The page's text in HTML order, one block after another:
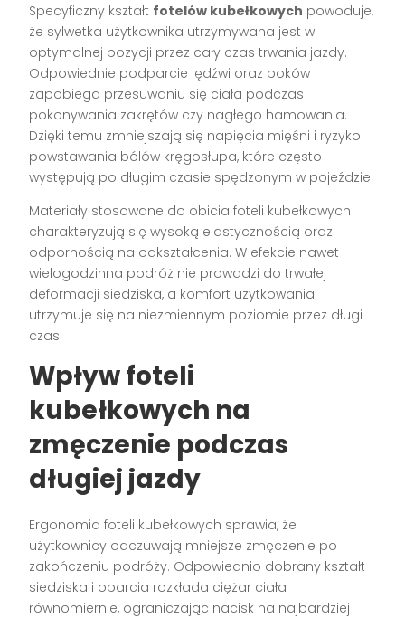
Specyficzny kształt fotelów kubełkowych powoduje,
że sylwetka użytkownika utrzymywana jest w
optymalnej pozycji przez cały czas trwania jazdy.
Odpowiednie podparcie lędźwi oraz boków
zapobiega przesuwaniu się ciała podczas
pokonywania zakrętów czy nagłego hamowania.
Dzięki temu zmniejszają się napięcia mięśni i ryzyko
powstawania bólów kręgosłupa, które często
występują po długim czasie spędzonym w pojeździe.
Materiały stosowane do obicia foteli kubełkowych
charakteryzują się wysoką elastycznością oraz
odpornością na odkształcenia. W efekcie nawet
wielogodzinna podróż nie prowadzi do trwałej
deformacji siedziska, a komfort użytkowania
utrzymuje się na niezmiennym poziomie przez długi
czas.
Wpływ foteli
kubełkowych na
zmęczenie podczas
długiej jazdy
Ergonomia foteli kubełkowych sprawia, że
użytkownicy odczuwają mniejsze zmęczenie po
zakończeniu podróży. Odpowiednio dobrany kształt
siedziska i oparcia rozkłada ciężar ciała
równomiernie, ograniczając nacisk na najbardziej